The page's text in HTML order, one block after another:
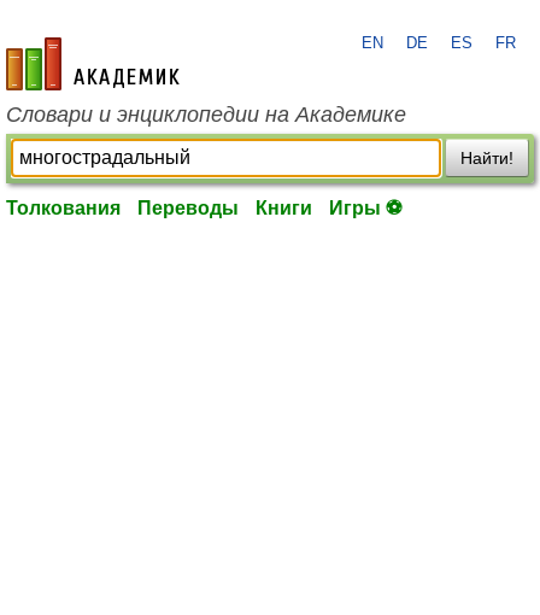
academic.ru
EN DE ES FR
Словари и энциклопедии на Академике
Найти!
Толкования Переводы Книги Игры ⚽